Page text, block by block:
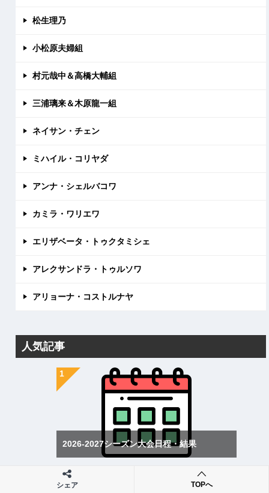
松生理乃
小松原夫婦組
村元哉中＆高橋大輔組
三浦璃来＆木原龍一組
ネイサン・チェン
ミハイル・コリヤダ
アンナ・シェルバコワ
カミラ・ワリエワ
エリザベータ・トゥクタミシェ
アレクサンドラ・トゥルソワ
アリョーナ・コストルナヤ
人気記事
2026-2027シーズン大会日程・結果
シェア TOPへ